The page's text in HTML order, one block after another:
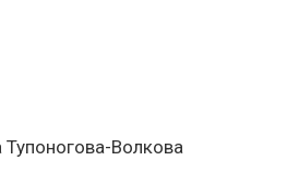
Тупоногова-Волкова